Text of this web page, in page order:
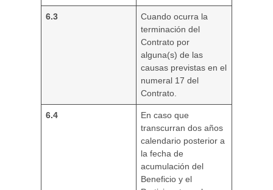
6.3
Cuando ocurra la
terminación del
Contrato por
alguna(s) de las
causas previstas en el
numeral 17 del
Contrato.
6.4
En caso que
transcurran dos años
calendario posterior a
la fecha de
acumulación del
Beneficio y el